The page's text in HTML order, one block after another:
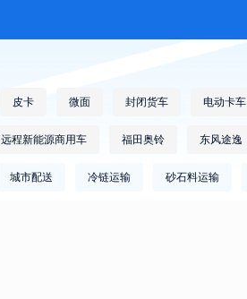
皮卡 微面 封闭货车 电动卡车
远程新能源商用车 福田奥铃 东风途逸
城市配送 冷链运输 砂石料运输